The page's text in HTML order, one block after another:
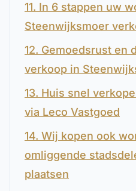
11. In 6 stappen uw
Steenwijksmoer
12. Gemoedsrust en
verkoop in
13. Huis snel
via Leco Vastgoed
14. Wij kopen ook
omliggende
plaatsen